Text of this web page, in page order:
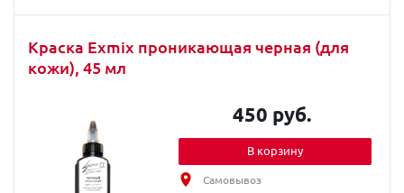
Краска Exmix проникающая черная (для
кожи), 45 мл
450 руб.
В корзину
Самовывоз